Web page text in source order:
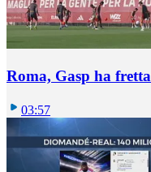
Roma, Gasp ha fretta
03:57